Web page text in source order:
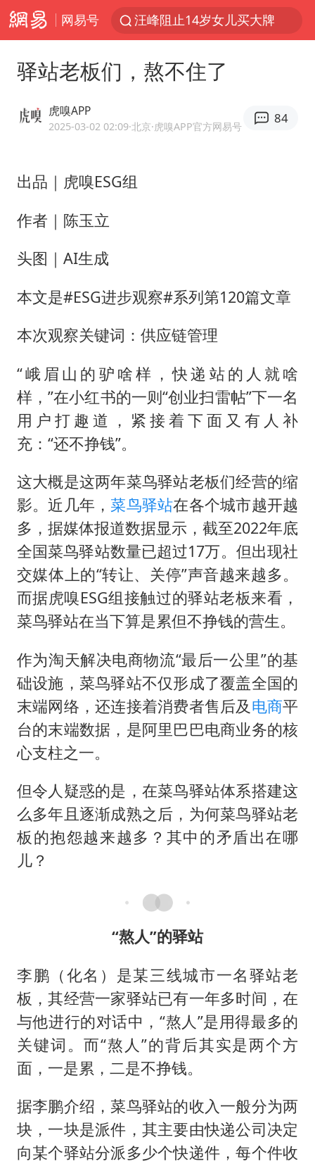
网易号
汪峰阻止14岁女儿买大牌
泰国校园枪击案死亡人数升至7人
广岛核爆81周年央视播《奥本海默》
立秋的仪式感
朱雨玲晋级WTT横滨冠军赛女单八强
“中国蔬菜之乡”最高温达41.8℃
驿站老板们，熬不住了
虎嗅APP
2025-03-02 02:09·北京·虎嗅APP官方网易号
84
出品｜虎嗅ESG组
作者｜陈玉立
头图｜AI生成
本文是#ESG进步观察#系列第120篇文章
本次观察关键词：供应链管理
“峨眉山的驴啥样，快递站的人就啥
样，”在小红书的一则“创业扫雷帖”下一名
用户打趣道，紧接着下面又有人补
充：“还不挣钱”。
这大概是这两年菜鸟驿站老板们经营的缩
影。近几年， 菜鸟驿站在各个城市越开越
多，据媒体报道数据显示，截至2022年底
全国菜鸟驿站数量已超过17万。但出现社
交媒体上的“转让、关停”声音越来越多。
而据虎嗅ESG组接触过的驿站老板来看，
菜鸟驿站在当下算是累但不挣钱的营生。
作为淘天解决电商物流“最后一公里”的基
础设施，菜鸟驿站不仅形成了覆盖全国的
末端网络，还连接着消费者售后及 电商平
台的末端数据，是阿里巴巴电商业务的核
心支柱之一。
但令人疑惑的是，在菜鸟驿站体系搭建这
么多年且逐渐成熟之后，为何菜鸟驿站老
板的抱怨越来越多？其中的矛盾出在哪
儿？
“熬人”的驿站
李鹏（化名）是某三线城市一名驿站老
板，其经营一家驿站已有一年多时间，在
与他进行的对话中，“熬人”是用得最多的
关键词。而“熬人”的背后其实是两个方
面，一是累，二是不挣钱。
据李鹏介绍，菜鸟驿站的收入一般分为两
块，一块是派件，其主要由快递公司决定
向某个驿站分派多少个快递件，每个件收